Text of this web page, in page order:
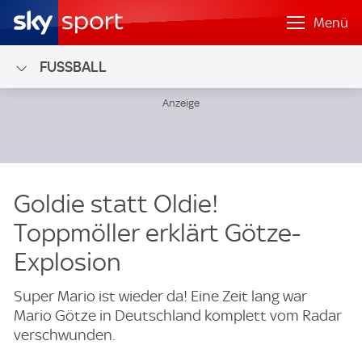
Menü
FUSSBALL
Goldie statt Oldie!
Toppmöller erklärt Götze-
Explosion
Super Mario ist wieder da! Eine Zeit lang war
Mario Götze in Deutschland komplett vom Radar
verschwunden.